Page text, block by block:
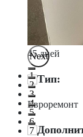
Next
1
2
3
4
5
6
7
г. Мытищи,
Сроки
45 дней
Тип:
Евроремонт